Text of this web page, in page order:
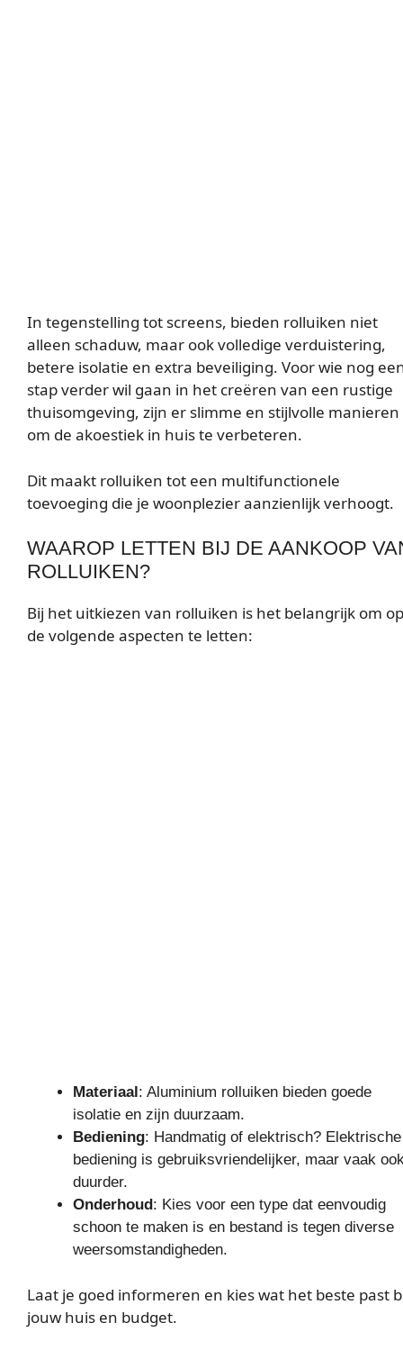
In tegenstelling tot screens, bieden rolluiken niet
alleen schaduw, maar ook volledige verduistering,
betere isolatie en extra beveiliging. Voor wie nog
stap verder wil gaan in het creëren van een rustige
thuisomgeving, zijn er slimme en stijlvolle manieren
om de akoestiek in huis te verbeteren.
Dit maakt rolluiken tot een multifunctionele
toevoeging die je woonplezier aanzienlijk verhoogt.
WAAROP LETTEN BIJ DE AANKOOP
ROLLUIKEN?
Bij het uitkiezen van rolluiken is het belangrijk om op
de volgende aspecten te letten:
Materiaal: Aluminium rolluiken bieden goede
isolatie en zijn duurzaam.
Bediening: Handmatig of elektrisch? Elektrische
bediening is gebruiksvriendelijker, maar vaak
duurder.
Onderhoud: Kies voor een type dat eenvoudig
schoon te maken is en bestand is tegen diverse
weersomstandigheden.
Laat je goed informeren en kies wat het beste past
jouw huis en budget.